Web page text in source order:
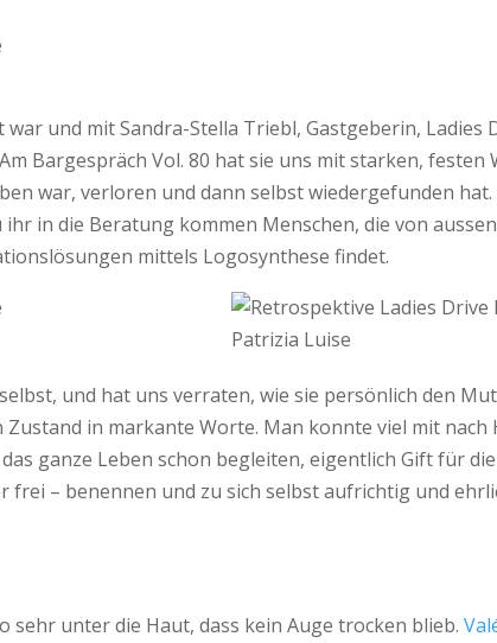
war und mit Sandra-Stella Triebl, Gastgeberin,
Bargespräch Vol. 80 hat sie uns mit starken,
war, verloren und dann selbst wiedergefunden
in die Beratung kommen Menschen, die von
mittels Logosynthese findet.
und hat uns verraten, wie sie persönlich den
in markante Worte. Man konnte viel mit
ganze Leben schon begleiten, eigentlich Gift für
– benennen und zu sich selbst aufrichtig und
sehr unter die Haut, dass kein Auge trocken blieb.